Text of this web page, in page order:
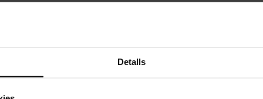
Detalls